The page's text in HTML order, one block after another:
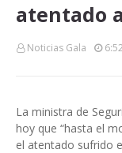
atentado
Noticias Gala 6:52
La ministra de
hoy que “hasta el
el atentado sufrido